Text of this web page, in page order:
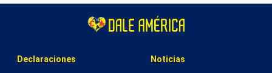
Declaraciones Noticias